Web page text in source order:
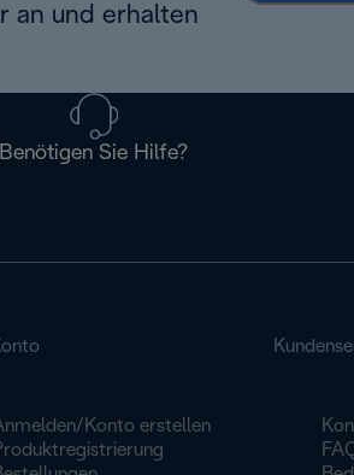
an und erhalten
Benötigen Sie Hilfe?
Konto erstellen